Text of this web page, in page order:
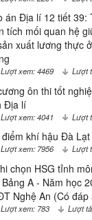
án Địa lí 12 tiết 39:
tích mối quan hệ
xuất lương thực
Lượt xem: 4469 Lượt
ôn thi tốt
Địa lí
Lượt xem: 4041 Lượt
khí hậu Đà Lạt
Lượt xem: 7956 Lượt
chọn HSG tỉnh
A - Năm học
Nghệ An (Có đáp
Lượt xem: 783 Lượt